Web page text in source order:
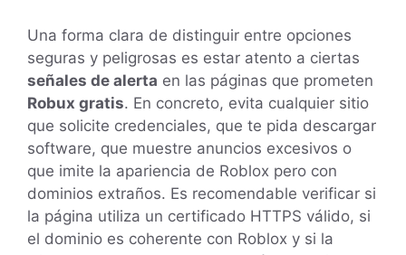
Una forma clara de distinguir entre opciones
seguras y peligrosas es estar atento a ciertas
señales de alerta en las páginas que prometen
Robux gratis. En concreto, evita cualquier sitio
que solicite credenciales, que te pida descargar
software, que muestre anuncios excesivos o
que imite la apariencia de Roblox pero con
dominios extraños. Es recomendable verificar si
la página utiliza un certificado HTTPS válido, si
el dominio es coherente con Roblox y si la